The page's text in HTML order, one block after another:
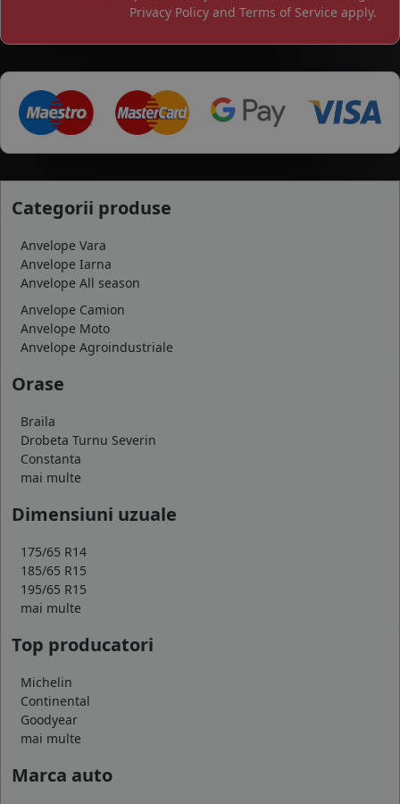
Privacy Policy and Terms of Service apply.
Categorii produse
Anvelope Vara
Anvelope Iarna
Anvelope All season
Anvelope Camion
Anvelope Moto
Anvelope Agroindustriale
Orase
Braila
Drobeta Turnu Severin
Constanta
mai multe
Dimensiuni uzuale
175/65 R14
185/65 R15
195/65 R15
mai multe
Top producatori
Michelin
Continental
Goodyear
mai multe
Marca auto